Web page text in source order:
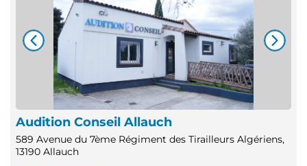
Audition Conseil Allauch
589 Avenue du 7ème Régiment des Tirailleurs Algériens,
13190 Allauch